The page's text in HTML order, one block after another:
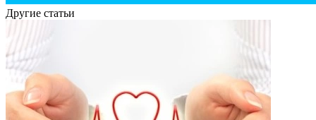
Другие статьи